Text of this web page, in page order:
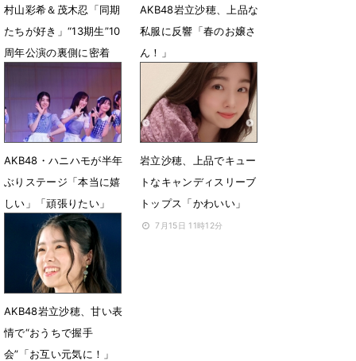
村山彩希＆茂木忍「同期
たちが好き」“13期生”10
周年公演の裏側に密着
AKB48岩立沙穂、上品な
私服に反響「春のお嬢さ
ん！」
3月17日 12時49分
AKB48・ハニハモが半年
ぶりステージ「本当に嬉
しい」「頑張りたい」
9月23日 10時12分
岩立沙穂、上品でキュー
トなキャンディスリーブ
トップス「かわいい」
7月15日 11時12分
AKB48岩立沙穂、甘い表
情で“おうちで握手
会”「お互い元気に！」